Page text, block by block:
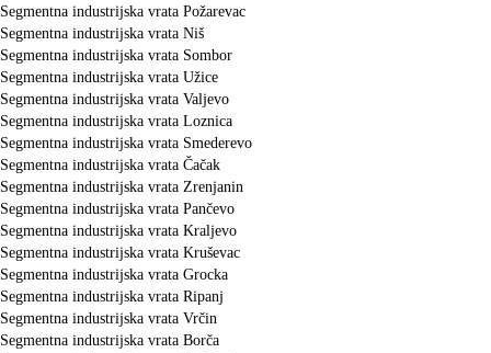
Segmentna industrijska vrata Požarevac
Segmentna industrijska vrata Niš
Segmentna industrijska vrata Sombor
Segmentna industrijska vrata Užice
Segmentna industrijska vrata Valjevo
Segmentna industrijska vrata Loznica
Segmentna industrijska vrata Smederevo
Segmentna industrijska vrata Čačak
Segmentna industrijska vrata Zrenjanin
Segmentna industrijska vrata Pančevo
Segmentna industrijska vrata Kraljevo
Segmentna industrijska vrata Kruševac
Segmentna industrijska vrata Grocka
Segmentna industrijska vrata Ripanj
Segmentna industrijska vrata Vrčin
Segmentna industrijska vrata Borča